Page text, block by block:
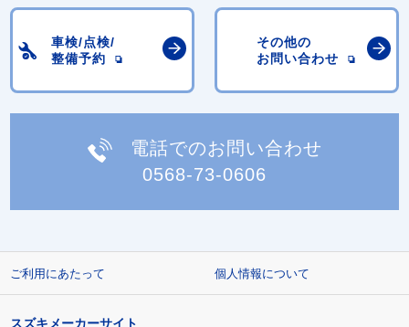
車検/点検/
整備予約
その他の
お問い合わせ
電話でのお問い合わせ
0568-73-0606
ご利用にあたって 個人情報について
スズキメーカーサイト